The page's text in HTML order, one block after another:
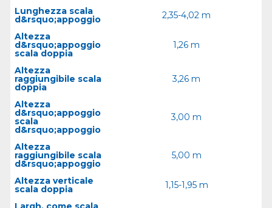
Lunghezza scala
d&rsquo;appoggio
2,35-4,02 m
Altezza
d&rsquo;appoggio
scala doppia
1,26 m
Altezza
raggiungibile scala
doppia
3,26 m
Altezza
d&rsquo;appoggio
scala
d&rsquo;appoggio
3,00 m
Altezza
raggiungibile scala
d&rsquo;appoggio
5,00 m
Altezza verticale
scala doppia
1,15-1,95 m